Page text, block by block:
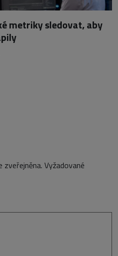
metriky sledovat, aby
zveřejněna. Vyžadované